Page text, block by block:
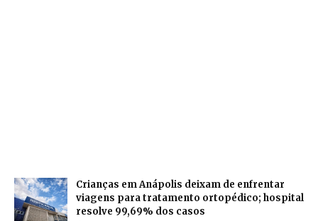
Crianças em Anápolis deixam de enfrentar
viagens para tratamento ortopédico; hospital
resolve 99,69% dos casos